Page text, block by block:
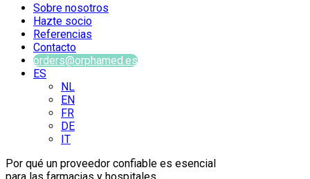
Sobre nosotros
Hazte socio
Referencias
Contacto
orders@orphamed.es
ES
NL
EN
FR
DE
IT
Por qué un proveedor confiable es esencial